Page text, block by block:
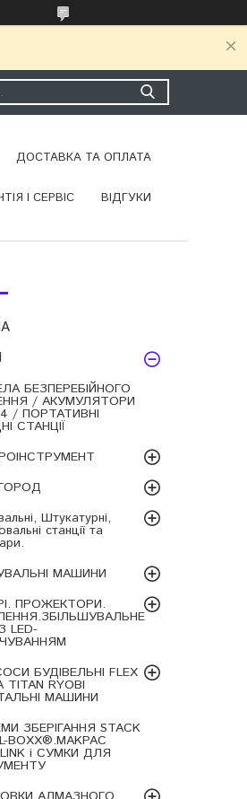
ДОСТАВКА ТА ОПЛАТА
І СЕРВІС ВІДГУКИ
БЕЗПЕРЕБІЙНОГО
/ АКУМУЛЯТОРИ
/ ПОРТАТИВНІ
СТАНЦІЇ
Штукатурні,
станції та
МАШИНИ
ПРОЖЕКТОРИ.
LED-
БУДІВЕЛЬНІ FLEX
TITAN RYOBI
МАШИНИ
ЗБЕРІГАННЯ STACK
BOXX®.MAKPAC
і СУМКИ ДЛЯ